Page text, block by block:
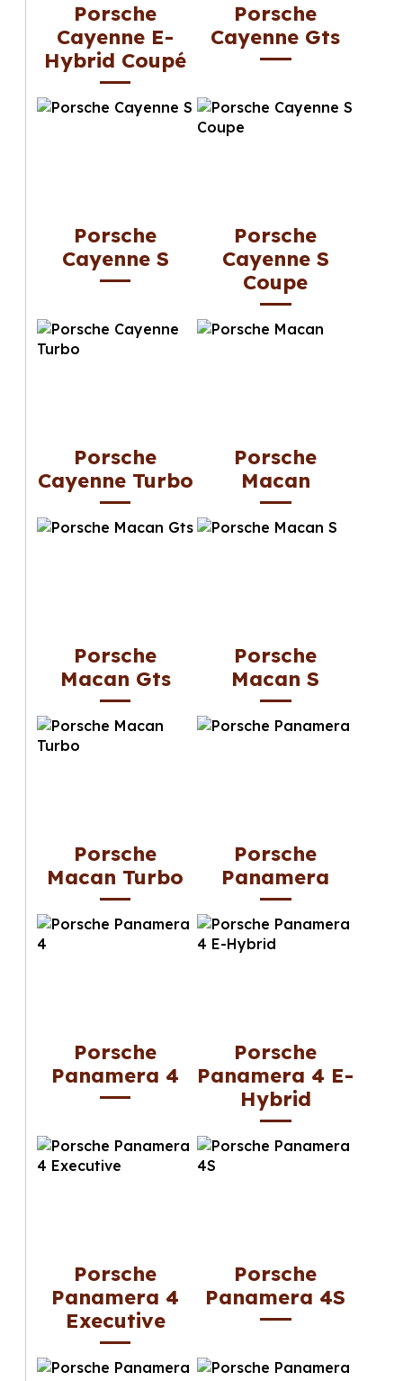
Porsche
Cayenne E-
Hybrid Coupé
Porsche
Cayenne Gts
Porsche
Cayenne S
Porsche
Cayenne S
Coupe
Porsche
Cayenne Turbo
Porsche
Macan
Porsche
Macan Gts
Porsche
Macan S
Porsche
Macan Turbo
Porsche
Panamera
Porsche
Panamera 4
Porsche
Panamera 4 E-
Hybrid
Porsche
Panamera 4
Executive
Porsche
Panamera 4S